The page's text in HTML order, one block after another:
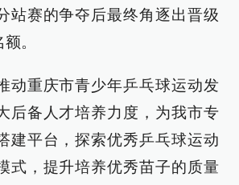
站赛的争夺后最终角逐出晋级
。
动重庆市青少年乒乓球运动发
后备人才培养力度，为我市专
建平台，探索优秀乒乓球运动
式，提升培养优秀苗子的质量